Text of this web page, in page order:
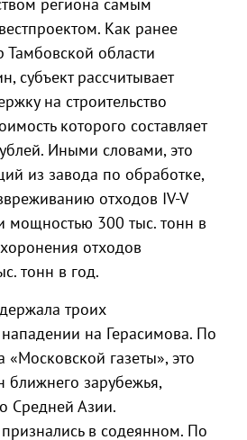
Как ранее
Тамбовской области
субъект рассчитывает
на строительство
которого составляет
Иными словами, это
из завода по обработке,
отходов IV-V
мощностью 300 тыс. тонн в
отходов
тонн в год.
троих
на Герасимова. По
газеты», это
ближнего зарубежья,
Средней Азии.
в содеянном. По